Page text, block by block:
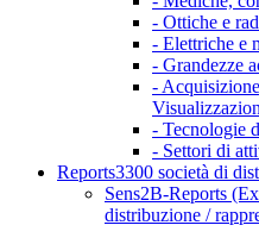
- Ottiche e
- Elettriche e
- Grandezze
-
- Tecnologie
- Settori di
Reports3300 società di
Sens2B-Reports
distribuzione /